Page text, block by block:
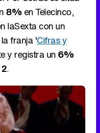
8% en Telecinco,
laSexta con un
franja 'Cifras y
y registra un 6%
.